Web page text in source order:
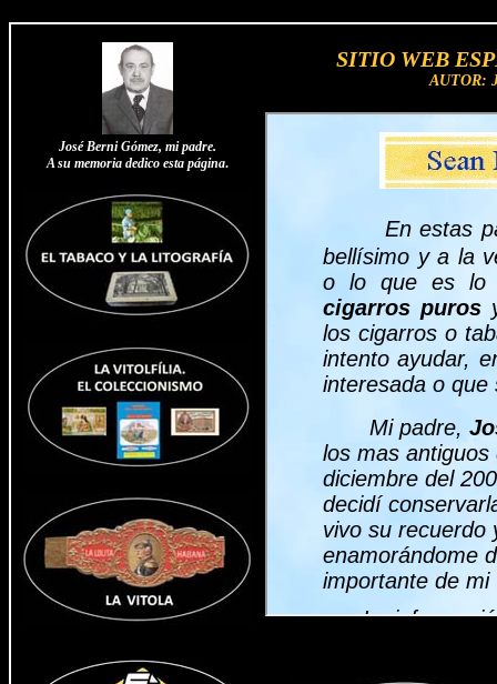
José Berni Gómez, mi padre.
A su memoria dedico esta página.
SITIO WEB
AUTOR: